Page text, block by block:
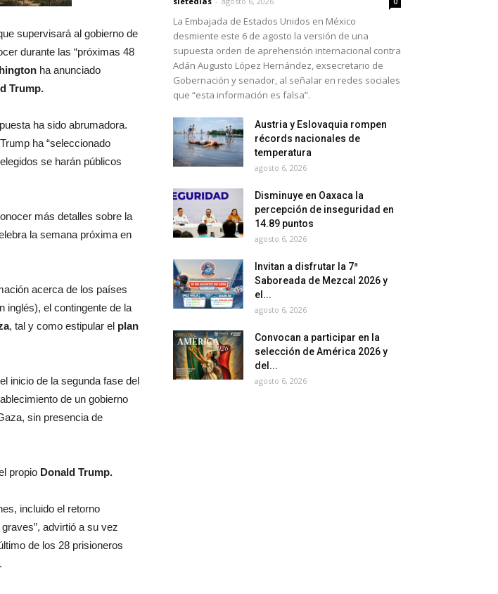
supervisará al gobierno de
durante las “próximas 48
ha anunciado
Trump.
ha sido abrumadora.
ha “seleccionado
se harán públicos
más detalles sobre la
la semana próxima en
acerca de los países
inglés), el contingente de la
, tal y como estipular el plan
inicio de la segunda fase del
de un gobierno
sin presencia de
propio Donald Trump.
incluido el retorno
advirtió a su vez
de los 28 prisioneros
La Embajada de Estados Unidos en México
desmiente este 6 de agosto la versión de una
supuesta orden de aprehensión internacional contra
Adán Augusto López Hernández, exsecretario de
Gobernación y senador, al señalar en redes sociales
que “esta información es falsa”.
Austria y Eslovaquia rompen
récords nacionales de
temperatura
agosto 6, 2026
Disminuye en Oaxaca la
percepción de inseguridad en
14.89 puntos
agosto 6, 2026
Invitan a disfrutar la 7ª
Saboreada de Mezcal 2026 y
el...
agosto 6, 2026
Convocan a participar en la
selección de América 2026 y
del...
agosto 6, 2026